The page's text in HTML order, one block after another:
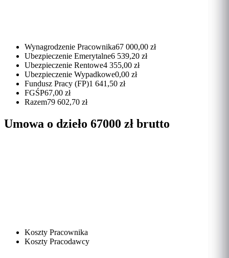
Wynagrodzenie Pracownika67 000,00 zł
Ubezpieczenie Emerytalne6 539,20 zł
Ubezpieczenie Rentowe4 355,00 zł
Ubezpieczenie Wypadkowe0,00 zł
Fundusz Pracy (FP)1 641,50 zł
FGŚP67,00 zł
Razem79 602,70 zł
Umowa o dzieło 67000 zł brutto
Koszty Pracownika
Koszty Pracodawcy